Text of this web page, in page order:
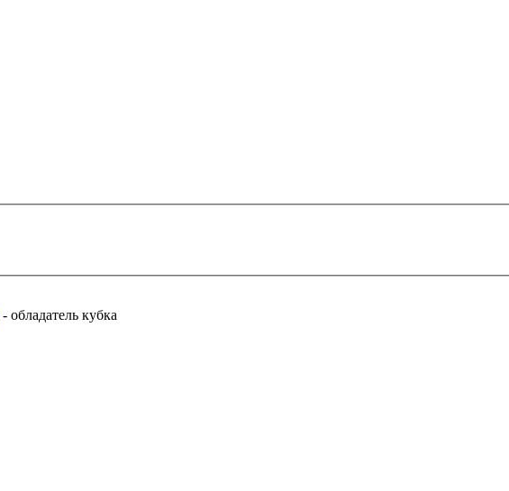
- обладатель кубка